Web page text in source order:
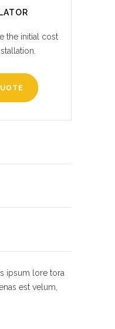
the initial cost
ipsum lore tora
est velum,